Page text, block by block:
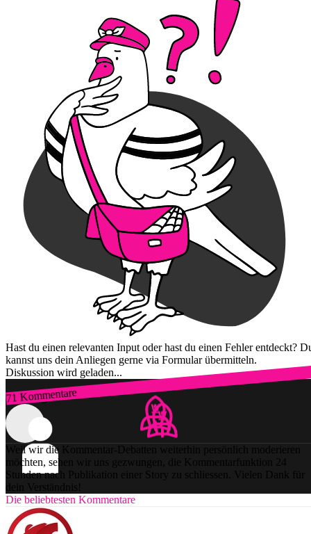
Hast du einen relevanten Input oder hast du einen Fehler entdeckt?
kannst uns dein Anliegen gerne via Formular übermitteln.
Diskussion wird geladen...
71 Kommentare
Zum Login
Weil wir die Kommentar-Debatten weiterhin persönlich moderieren
möchten, sehen wir uns gezwungen, die Kommentarfunktion 24
Stunden nach Publikation einer Story zu schliessen. Vielen Dank für
dein Verständnis!
Die beliebtesten Kommentare